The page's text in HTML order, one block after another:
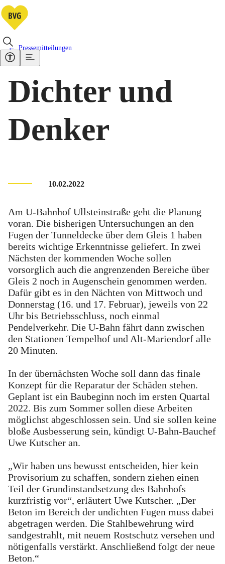
Pressemitteilungen
Dichter und
Denker
10.02.2022
Am U-Bahnhof Ullsteinstraße geht die Planung
voran. Die bisherigen Untersuchungen an den
Fugen der Tunneldecke über dem Gleis 1 haben
bereits wichtige Erkenntnisse geliefert. In zwei
Nächsten der kommenden Woche sollen
vorsorglich auch die angrenzenden Bereiche über
Gleis 2 noch in Augenschein genommen werden.
Dafür gibt es in den Nächten von Mittwoch und
Donnerstag (16. und 17. Februar), jeweils von 22
Uhr bis Betriebsschluss, noch einmal
Pendelverkehr. Die U-Bahn fährt dann zwischen
den Stationen Tempelhof und Alt-Mariendorf alle
20 Minuten.
In der übernächsten Woche soll dann das finale
Konzept für die Reparatur der Schäden stehen.
Geplant ist ein Baubeginn noch im ersten Quartal
2022. Bis zum Sommer sollen diese Arbeiten
möglichst abgeschlossen sein. Und sie sollen keine
bloße Ausbesserung sein, kündigt U-Bahn-Bauchef
Uwe Kutscher an.
„Wir haben uns bewusst entscheiden, hier kein
Provisorium zu schaffen, sondern ziehen einen
Teil der Grundinstandsetzung des Bahnhofs
kurzfristig vor“, erläutert Uwe Kutscher. „Der
Beton im Bereich der undichten Fugen muss dabei
abgetragen werden. Die Stahlbewehrung wird
sandgestrahlt, mit neuem Rostschutz versehen und
nötigenfalls verstärkt. Anschließend folgt der neue
Beton.“